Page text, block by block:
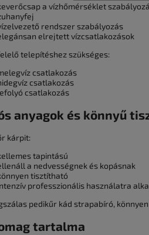
a vízhőmérséklet
rendszer szabályozás
elrejtett vízcsatlakozások
telepítéshez szükséges:
csatlakozás
csatlakozás
csatlakozás
anyagok és könnyű
kárpit:
tapintású
a nedvességnek és kopásnak
tisztítható
professzionális használatra
pedikűr kád strapabíró,
tartalma